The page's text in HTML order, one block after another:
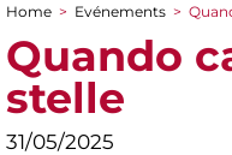
You are here
Home > Evénements >
Quando
stelle
31/05/2025